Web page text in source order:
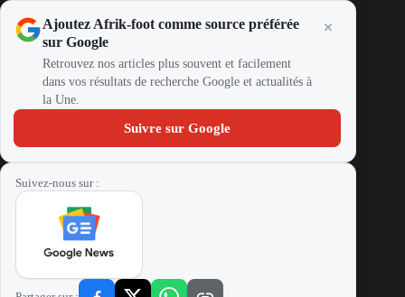
Ajoutez Afrik-foot comme source préférée
sur Google
Retrouvez nos articles plus souvent et facilement
dans vos résultats de recherche Google et actualités à
la Une.
Suivre sur Google
Suivez-nous sur :